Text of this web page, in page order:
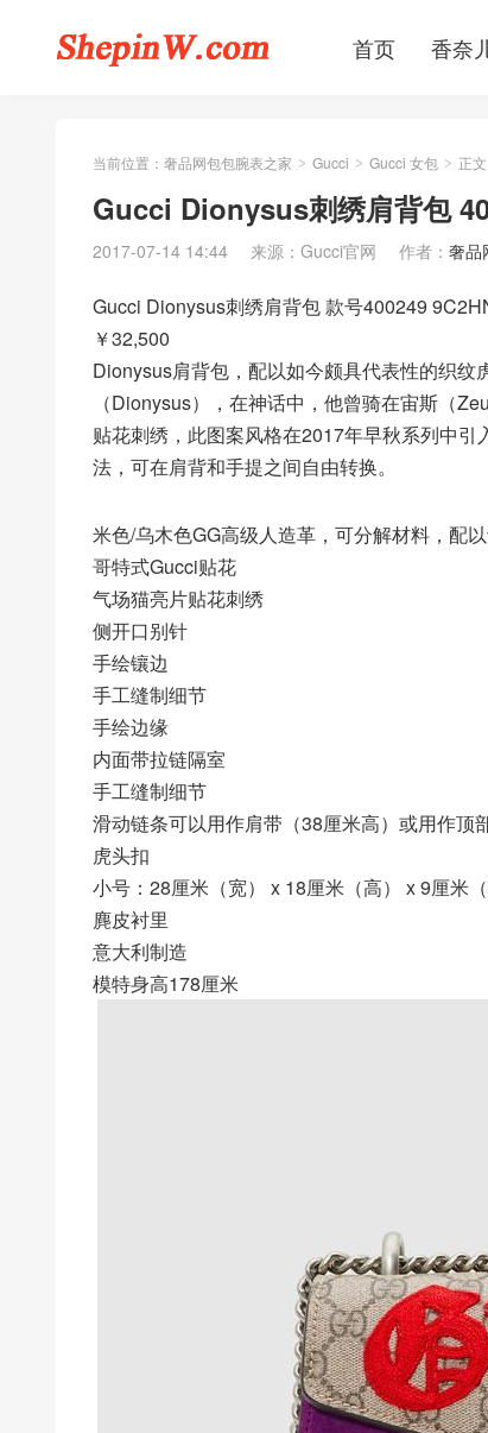
首页 香奈
当前位置： 奢品网包包腕表之家 > Gucci > Gucci 女包 > 正文
Gucci Dionysus刺绣肩背包
2017-07-14 14:44 来源：Gucci官网 作者： 奢品
Gucci Dionysus刺绣肩背包 款号400249
￥32,500
Dionysus肩背包，配以如今颇具代表性的织
（Dionysus），在神话中，他曾骑在宙斯（
贴花刺绣，此图案风格在2017年早秋系列中
法，可在肩背和手提之间自由转换。
米色/乌木色GG高级人造革，可分解材料，配
哥特式Gucci贴花
气场猫亮片贴花刺绣
侧开口别针
手绘镶边
手工缝制细节
手绘边缘
内面带拉链隔室
手工缝制细节
滑动链条可以用作肩带（38厘米高）或用作顶
虎头扣
小号：28厘米（宽） x 18厘米（高） x 9厘米（
麂皮衬里
意大利制造
模特身高178厘米